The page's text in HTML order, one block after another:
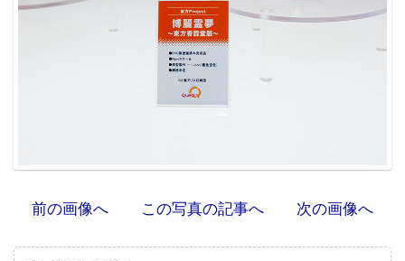
前の画像へ この写真の記事へ 次の画像へ